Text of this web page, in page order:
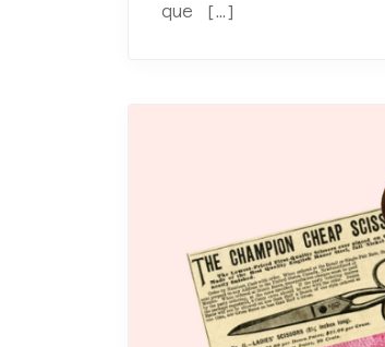
que […]